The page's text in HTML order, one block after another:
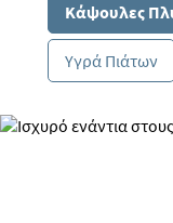
Κάψουλες
Υγρά Πιάτων